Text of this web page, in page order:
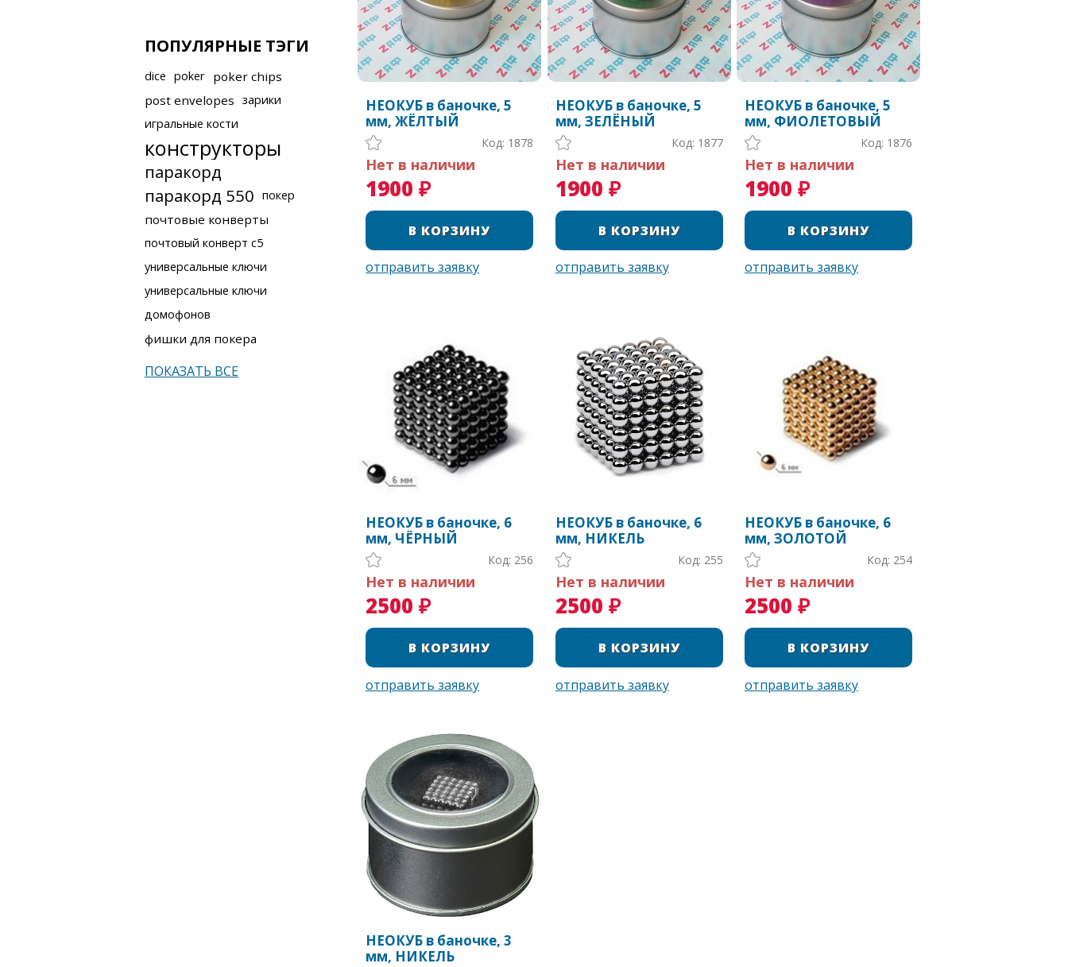
ПОПУЛЯРНЫЕ ТЭГИ
dice poker poker chips
post envelopes зарики
игральные кости
конструкторы
паракорд
паракорд 550 покер
почтовые конверты
почтовый конверт с5
универсальные ключи
универсальные ключи
домофонов
фишки для покера
ПОКАЗАТЬ ВСЕ
НЕОКУБ в баночке, 5
мм, ЖЁЛТЫЙ
Код: 1878
Нет в наличии
1900 ₽
НЕОКУБ в баночке, 5
мм, ЗЕЛЁНЫЙ
Код: 1877
Нет в наличии
1900 ₽
НЕОКУБ в баночке, 5
мм, ФИОЛЕТОВЫЙ
Код: 1876
Нет в наличии
1900 ₽
НЕОКУБ в баночке, 6
мм, ЧЁРНЫЙ
Код: 256
Нет в наличии
2500 ₽
НЕОКУБ в баночке, 6
мм, НИКЕЛЬ
Код: 255
Нет в наличии
2500 ₽
НЕОКУБ в баночке, 6
мм, ЗОЛОТОЙ
Код: 254
Нет в наличии
2500 ₽
НЕОКУБ в баночке, 3
мм, НИКЕЛЬ